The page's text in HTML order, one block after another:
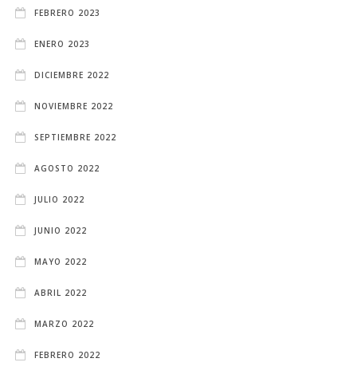
FEBRERO 2023
ENERO 2023
DICIEMBRE 2022
NOVIEMBRE 2022
SEPTIEMBRE 2022
AGOSTO 2022
JULIO 2022
JUNIO 2022
MAYO 2022
ABRIL 2022
MARZO 2022
FEBRERO 2022